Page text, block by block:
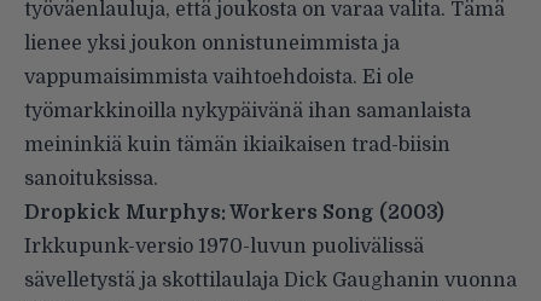
työväenlauluja, että joukosta on varaa valita. Tämä
lienee yksi joukon onnistuneimmista ja
vappumaisimmista vaihtoehdoista. Ei ole
työmarkkinoilla nykypäivänä ihan samanlaista
meininkiä kuin tämän ikiaikaisen trad-biisin
sanoituksissa.
Dropkick Murphys: Workers Song (2003)
Irkkupunk-versio 1970-luvun puolivälissä
sävelletystä ja skottilaulaja Dick Gaughanin vuonna